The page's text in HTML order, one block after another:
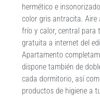
hermético e
color gris antracita. Aire
frío y calor, central para
gratuita a internet del
Apartamento
dispone también de
cada dormitorio, así
productos de higiene a